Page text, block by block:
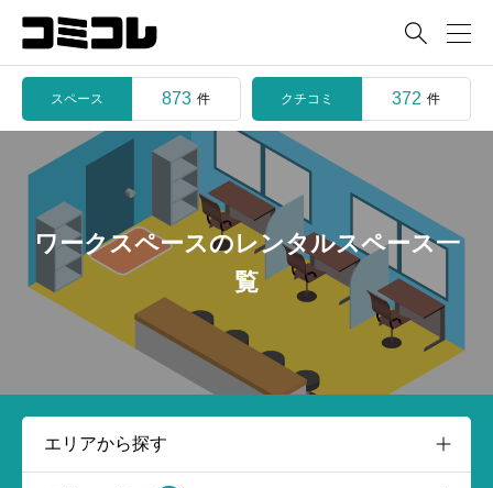

スペース 873 件 クチコミ 372 件
ワークスペースのレンタルスペース一
覧